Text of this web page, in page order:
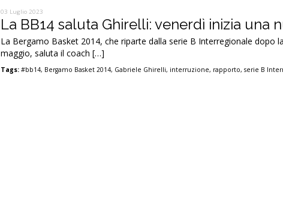
03 Luglio 2023
La BB14 saluta Ghirelli: venerdì inizia una
La Bergamo Basket 2014, che riparte dalla serie B Interregionale dopo
maggio, saluta il coach […]
Tags: #bb14, Bergamo Basket 2014, Gabriele Ghirelli, interruzione, rapporto,serie B